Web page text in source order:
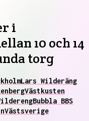
i
10 och 14
torg
Lars Wilderäng
Västkusten
Bubbla BBS
Västsverige